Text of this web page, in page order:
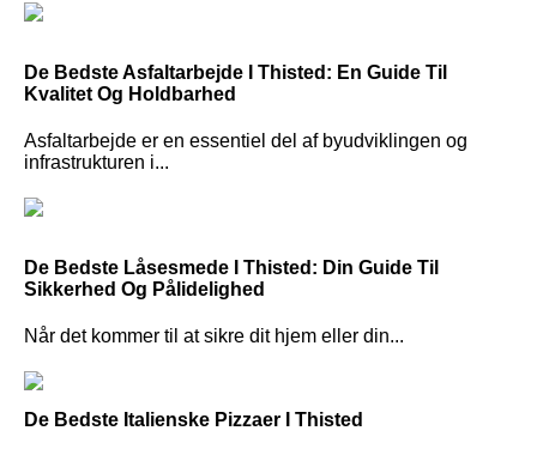
De Bedste Asfaltarbejde I Thisted: En Guide Til
Kvalitet Og Holdbarhed
Asfaltarbejde er en essentiel del af byudviklingen og
infrastrukturen i...
De Bedste Låsesmede I Thisted: Din Guide Til
Sikkerhed Og Pålidelighed
Når det kommer til at sikre dit hjem eller din...
De Bedste Italienske Pizzaer I Thisted